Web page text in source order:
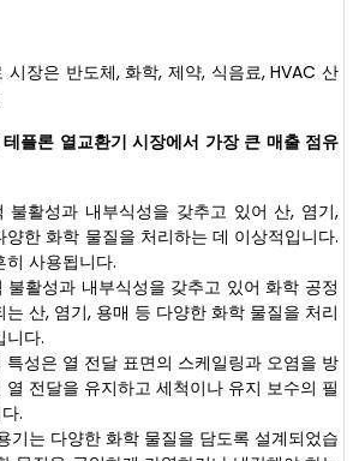
시장은 반도체, 화학, 제약, 식음료, HVAC 산
플론 열교환기 시장에서 가장 큰 매출 점유
불활성과 내부식성을 갖추고 있어 산, 염기,
양한 화학 물질을 처리하는 데 이상적입니다.
사용됩니다.
불활성과 내부식성을 갖추고 있어 화학 공정
산, 염기, 용매 등 다양한 화학 물질을 처리
니다.
특성은 열 전달 표면의 스케일링과 오염을 방
열 전달을 유지하고 세척이나 유지 보수의 필
.
기는 다양한 화학 물질을 담도록 설계되었습